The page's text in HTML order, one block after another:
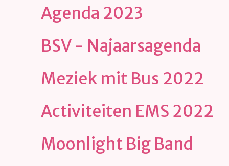
Agenda 2023
BSV - Najaarsagenda
Meziek mit Bus 2022
Activiteiten EMS 2022
Moonlight Big Band